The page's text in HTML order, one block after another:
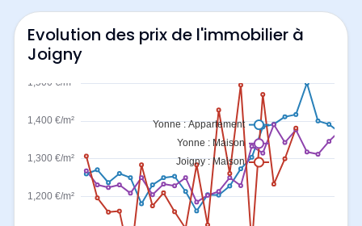
Evolution des prix de l'immobilier à
Joigny